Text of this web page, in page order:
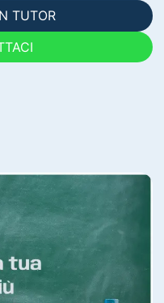
TUTOR